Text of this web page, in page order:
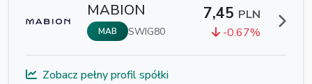
MABION
MAB SWIG80
7,45 PLN
-0.67%
Zobacz pełny profil spółki